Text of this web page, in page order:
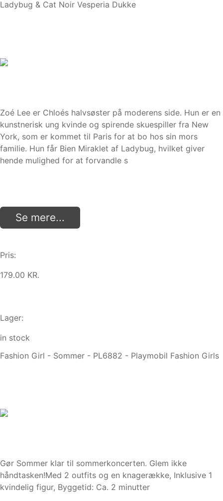
Ladybug & Cat Noir Vesperia Dukke
Zoé Lee er Chloés halvsøster på moderens side. Hun er en
kunstnerisk ung kvinde og spirende skuespiller fra New
York, som er kommet til Paris for at bo hos sin mors
familie. Hun får Bien Miraklet af Ladybug, hvilket giver
hende mulighed for at forvandle s
Se mere...
Pris:
179.00 KR.
Lager:
in stock
Fashion Girl - Sommer - PL6882 - Playmobil Fashion Girls
Gør Sommer klar til sommerkoncerten. Glem ikke
håndtasken!Med 2 outfits og en knagerække, Inklusive 1
kvindelig figur, Byggetid: Ca. 2 minutter